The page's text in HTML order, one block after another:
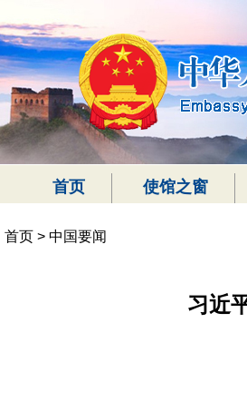
首页 使馆之窗
首页 > 中国要闻
习近